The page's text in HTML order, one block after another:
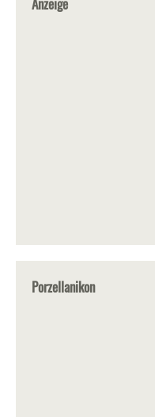
Porzellanikon